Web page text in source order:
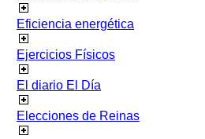
Eficiencia energética
Ejercicios Físicos
El diario El Día
Elecciones de Reinas